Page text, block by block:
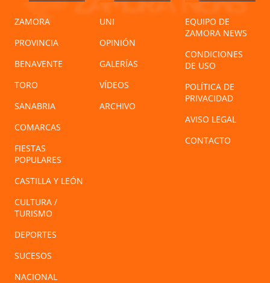
ZAMORA
PROVINCIA
BENAVENTE
TORO
SANABRIA
COMARCAS
FIESTAS
POPULARES
CASTILLA Y LEÓN
CULTURA /
TURISMO
DEPORTES
SUCESOS
NACIONAL
UNI
OPINIÓN
GALERÍAS
VÍDEOS
ARCHIVO
EQUIPO DE
ZAMORA NEWS
CONDICIONES
DE USO
POLÍTICA DE
PRIVACIDAD
AVISO LEGAL
CONTACTO